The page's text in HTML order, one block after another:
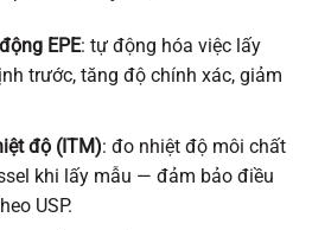
EPE: tự động hóa việc lấy
trước, tăng độ chính xác, giảm
độ (ITM): đo nhiệt độ môi chất
khi lấy mẫu — đảm bảo điều
USP.